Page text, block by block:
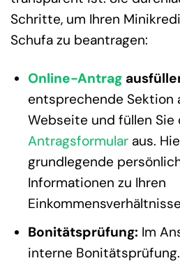
Schritte, um Ihren
Schufa zu beantragen:
Online-Antrag
entsprechende Sektion
Webseite und füllen Sie
Antragsformularaus.
grundlegende
Informationen zu Ihren
Bonitätsprüfung: Im
interne